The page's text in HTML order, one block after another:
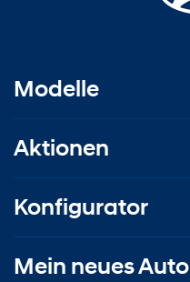
Modelle
Aktionen
Konfigurator
Mein neues Auto